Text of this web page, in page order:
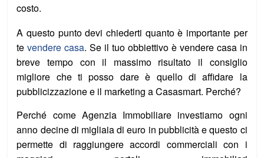
costo.
A questo punto devi chiederti quanto è importante per
tevendere casa. Se il tuo obbiettivo è vendere casa in
breve tempo con il massimo risultato il consiglio
migliore che ti posso dare è quello di affidare la
pubblicizzazione e il marketing a Casasmart. Perché?
Perché come Agenzia Immobiliare investiamo ogni
anno decine di migliaia di euro in pubblicità e questo ci
permette di raggiungere accordi commerciali con i